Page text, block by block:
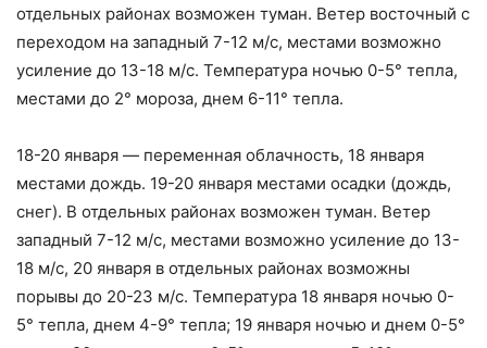
отдельных районах возможен туман. Ветер восточный с
переходом на западный 7-12 м/с, местами возможно
усиление до 13-18 м/с. Температура ночью 0-5° тепла,
местами до 2° мороза, днем 6-11° тепла.
18-20 января — переменная облачность, 18 января
местами дождь. 19-20 января местами осадки (дождь,
снег). В отдельных районах возможен туман. Ветер
западный 7-12 м/с, местами возможно усиление до 13-
18 м/с, 20 января в отдельных районах возможны
порывы до 20-23 м/с. Температура 18 января ночью 0-
5° тепла, днем 4-9° тепла; 19 января ночью и днем 0-5°